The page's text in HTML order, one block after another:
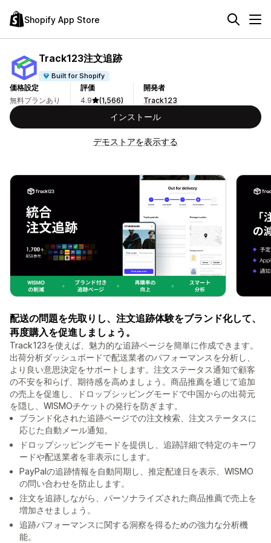
Shopify App Store
Track123注文追跡
Built for Shopify
価格設定
無料プランあり
評価
4.9
(1,566)
開発者
Track123
インストール
デモストアを表示する
配送の問題を先取りし、注文追跡体験をブランド化して、
再度購入を促進しましょう。
Track123を使えば、魅力的な追跡ページを簡単に作成できます。
出荷分析ダッシュボードで配送業者のパフォーマンスを分析し、
より良い意思決定をサポートします。注文ステータス通知で顧客
の不安を和らげ、期待感を高めましょう。商品推薦を通じて追加
の売上を促進し、ドロップシッピングモードで中国からの出荷元
を隠し、WISMOチケットの発行を防ぎます。
ブランド化された追跡ページでの注文検索、注文ステータスに
応じた自動メール通知。
ドロップシッピングモードを提供し、追跡詳細で特定のキーワ
ードや配送業者を非表示にします。
PayPalの追跡情報を自動同期し、推定配達日を表示、WISMO
の問い合わせを防止します。
注文を追跡しながら、パーソナライズされた商品推薦で売上を
増加させましょう。
追跡パフォーマンスに関する洞察を得るための強力な分析機
能。